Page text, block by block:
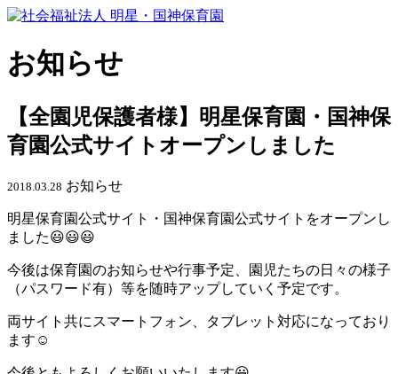
お知らせ
【全園児保護者様】明星保育園・国神保
育園公式サイトオープンしました
2018.03.28 お知らせ
明星保育園公式サイト・国神保育園公式サイトをオープンし
ました😃😃😃
今後は保育園のお知らせや行事予定、園児たちの日々の様子
（パスワード有）等を随時アップしていく予定です。
両サイト共にスマートフォン、タブレット対応になっており
ます☺